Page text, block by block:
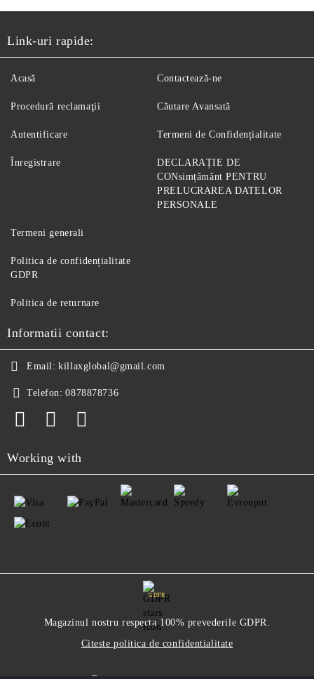
Link-uri rapide:
Acasă
Procedură reclamaţii
Autentificare
Înregistrare
Contactează-ne
Căutare Avansată
Termeni de Confidențialitate
DECLARAȚIE DE
CONsimțământ PENTRU
PRELUCRAREA DATELOR
PERSONALE
Termeni generali
Politica de confidențialitate
GDPR
Politica de returnare
Informatii contact:
Email: killaxglobal@gmail.com
Telefon: 0878878736
Working with
GDPR
Magazinul nostru respecta 100% prevederile GDPR.
Citeste politica de confidentialitate